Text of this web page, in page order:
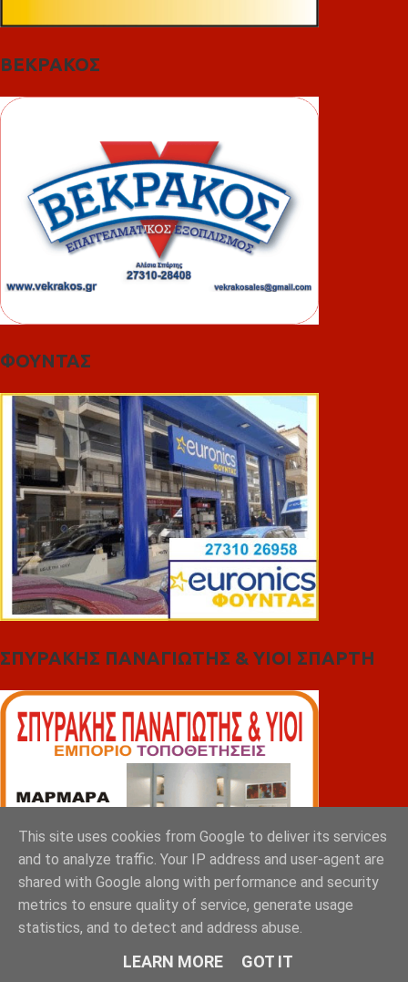
ΒΕΚΡΑΚΟΣ
ΦΟΥΝΤΑΣ
ΣΠΥΡΑΚΗΣ ΠΑΝΑΓΙΩΤΗΣ & YIOI ΣΠΑΡΤΗ
This site uses cookies from Google to deliver its services
and to analyze traffic. Your IP address and user-agent are
shared with Google along with performance and security
metrics to ensure quality of service, generate usage
statistics, and to detect and address abuse.
LEARN MORE GOT IT